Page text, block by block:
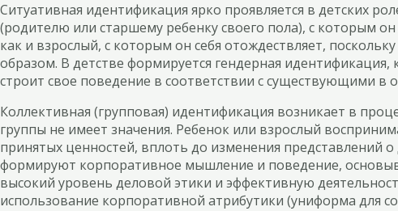
Ситуативная идентификация ярко проявляется в детских
(родителю или старшему ребенку своего пола), с которым
как и взрослый, с которым он себя отождествляет,
образом. В детстве формируется гендерная
строит свое поведение в соответствии с существующими в
Коллективная (групповая) идентификация возникает в
группы не имеет значения. Ребенок или взрослый
принятых ценностей, вплоть до изменения представлений
формируют корпоративное мышление и поведение,
высокий уровень деловой этики и эффективную
использование корпоративной атрибутики (униформа для